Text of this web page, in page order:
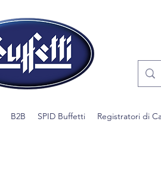
B2B SPID Buffetti Registratori di